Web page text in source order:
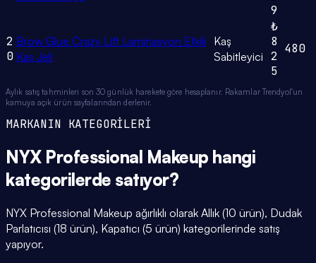
9
2
0
Brow Glue Crazy Lift Laminasyon Etkili
Kaş Jeli
Kaş
Sabitleyici
₺
8
2
5
480
Aylık satış tahminleri son 30 günlük harekete göre hesaplanır. Rakamlar Trendyol'un
kamuya açık ürün sayfalarından derlenir.
MARKANIN KATEGORİLERİ
NYX Professional Makeup hangi
kategorilerde satıyor?
NYX Professional Makeup ağırlıklı olarak Allık (10 ürün), Dudak
Parlatıcısı (18 ürün), Kapatıcı (5 ürün) kategorilerinde satış
yapıyor.